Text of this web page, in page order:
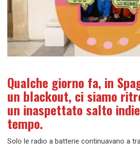
Qualche giorno fa, in
un blackout, ci siamo
un inaspettato salto
tempo.
Solo le radio a batterie continuavano a